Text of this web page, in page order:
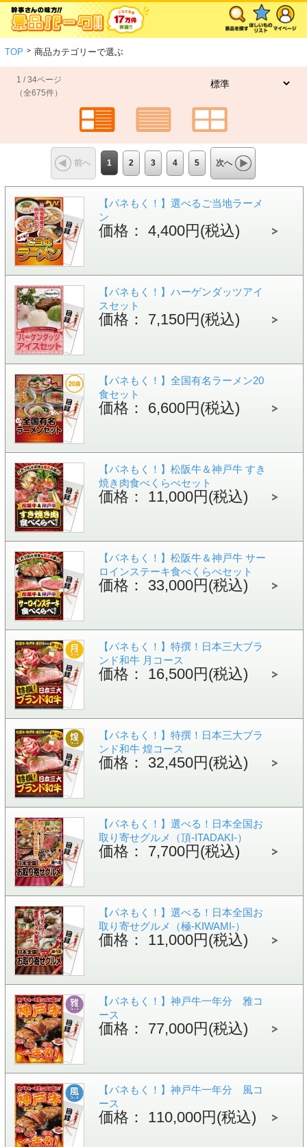
TOP > 商品カテゴリーで選ぶ
1 / 34ページ
（全675件）
前へ 1 2 3 4 5 次へ
【パネもく！】選べるご当地ラーメ
ン
価格： 4,400円(税込)
【パネもく！】ハーゲンダッツアイ
スセット
価格： 7,150円(税込)
【パネもく！】全国有名ラーメン20
食セット
価格： 6,600円(税込)
【パネもく！】松阪牛＆神戸牛 すき
焼き肉食べくらべセット
価格： 11,000円(税込)
【パネもく！】松阪牛＆神戸牛 サー
ロインステーキ食べくらべセット
価格： 33,000円(税込)
【パネもく！】特撰！日本三大ブラ
ンド和牛 月コース
価格： 16,500円(税込)
【パネもく！】特撰！日本三大ブラ
ンド和牛 煌コース
価格： 32,450円(税込)
【パネもく！】選べる！日本全国お
取り寄せグルメ（頂-ITADAKI-）
価格： 7,700円(税込)
【パネもく！】選べる！日本全国お
取り寄せグルメ（極-KIWAMI-）
価格： 11,000円(税込)
【パネもく！】神戸牛一年分 雅コ
ース
価格： 77,000円(税込)
【パネもく！】神戸牛一年分 風コ
ース
価格： 110,000円(税込)